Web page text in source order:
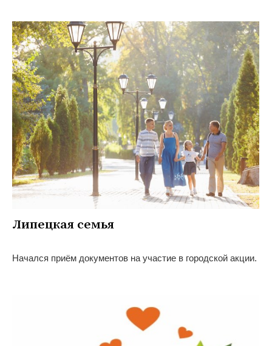
Липецкая семья
Начался приём документов на участие в городской акции.